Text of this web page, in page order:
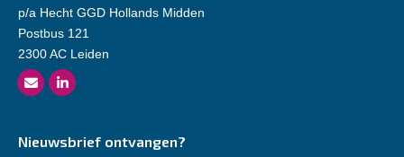
p/a Hecht GGD Hollands Midden
Postbus 121
2300 AC Leiden
Nieuwsbrief ontvangen?